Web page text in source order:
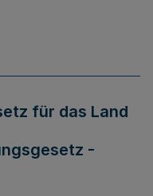
für das Land
-